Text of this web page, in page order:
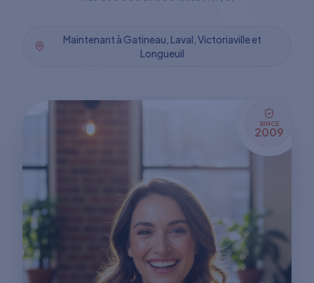
Maintenant à Gatineau, Laval, Victoriaville et
Longueuil
SINCE
2009